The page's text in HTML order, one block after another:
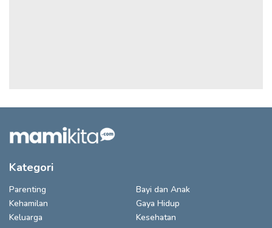
Kategori
Parenting
Bayi dan Anak
Kehamilan
Gaya Hidup
Keluarga
Kesehatan